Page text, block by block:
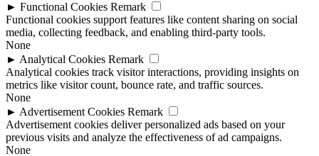
► Functional Cookies Remark
Functional cookies support features like content sharing on social
media, collecting feedback, and enabling third-party tools.
None
► Analytical Cookies Remark
Analytical cookies track visitor interactions, providing insights on
metrics like visitor count, bounce rate, and traffic sources.
None
► Advertisement Cookies Remark
Advertisement cookies deliver personalized ads based on your
previous visits and analyze the effectiveness of ad campaigns.
None